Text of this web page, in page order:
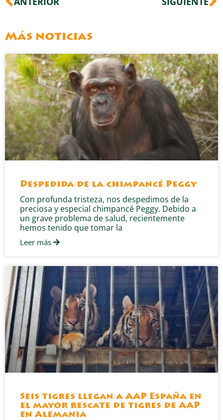
Más noticias
Despedida de la chimpancé Peggy
Con profunda tristeza, nos despedimos de la
preciosa y especial chimpancé Peggy. Debido a
un grave problema de salud, recientemente
hemos tenido que tomar la
Leer más
Seis tigres llegan a AAP España en
el mayor rescate de tigres de AAP
en Alemania